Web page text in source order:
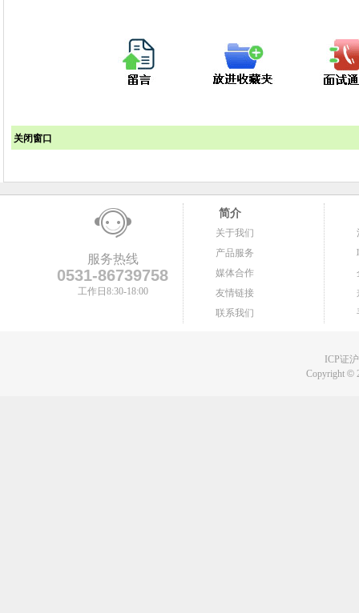
关闭窗口
服务热线
0531-86739758
工作日8:30-18:00
简介
关于我们
产品服务
媒体合作
友情链接
联系我们
ICP证
Copyright ©